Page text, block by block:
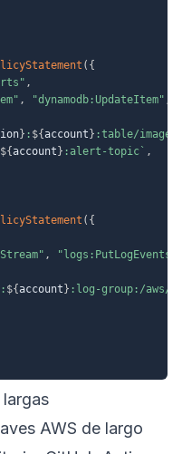
( {
,
, "dynamodb:UpdateItem" ,
} : ${account } :table/image-
${account } :alert-topic ` ,
( {
, "logs:PutLogEvents"
: ${account } :log-group:/aws/
AWS de largo